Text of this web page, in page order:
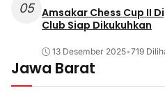
05 Amsakar Chess Cup II
Club Siap Dikukuhkan
13 Desember 2025•719
Jawa Barat